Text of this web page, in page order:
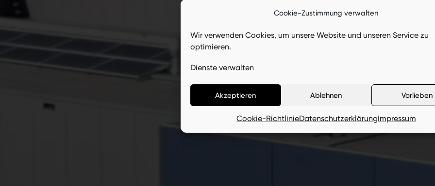
Cookie-Zustimmung verwalten
Wir verwenden Cookies, um unsere Website und unseren Service zu
optimieren.
Dienste verwalten
Akzeptieren Ablehnen Vorlieben
Cookie-RichtlinieDatenschutzerklärungImpressum